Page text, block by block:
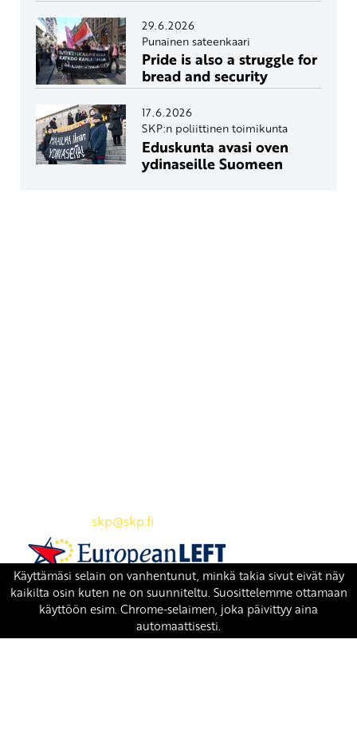
29.6.2026
Punainen sateenkaari
Pride is also a struggle for
bread and security
17.6.2026
SKP:n poliittinen toimikunta
Eduskunta avasi oven
ydinaseille Suomeen
skp@skp.fi
SKP on Euroopan Vasemmistopuolueen jäsen.
european-left.org
european-left.org/manifesto/